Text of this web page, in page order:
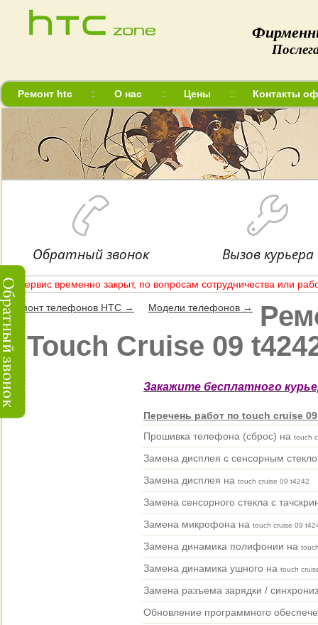
Ремонт htc О нас Цены Контакты
Обратный звонок Вызов курьера
Сервис временно закрыт, по вопросам сотрудничества или
Ремонт телефонов HTC → Модели телефонов →
Touch Cruise 09
Закажите бесплатного
Перечень работ по touch cruise
Прошивка телефона (сброс) на touch
Замена дисплея с сенсорным
Замена дисплея на touch cruise 09 t4242
Замена сенсорного стекла с
Замена микрофона на touch cruise 09
Замена динамика полифонии на
Замена динамика ушного на touch
Замена разъема зарядки /
Обновление программного